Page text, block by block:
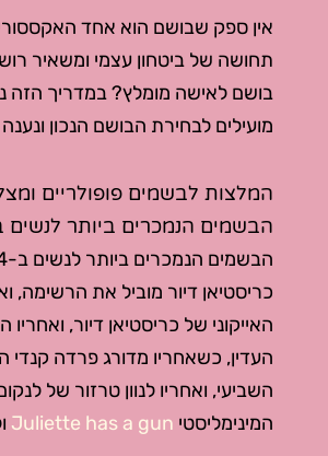
אין ספק שבושם הוא אחד
תחושה של ביטחון עצמי ומשאיר
בושם לאישה מומלץ? במדריך הזה
מועילים לבחירת הבושם הנכון
המלצות לבשמים פופולריים
הבשמים הנמכרים ביותר לנשים ב-
כריסטיאן דיור מוביל את הרשימה,
העדין, כשאחריו מדורג פרדה
השביעי, ואחריו לנוון טרזור של
המינימליסטי Juliette has a gun